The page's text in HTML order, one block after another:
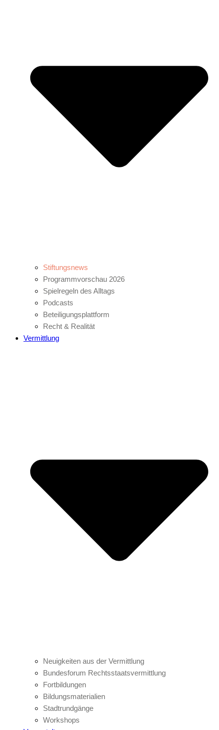
Stiftungsnews
Programmvorschau 2026
Spielregeln des Alltags
Podcasts
Beteiligungsplattform
Recht & Realität
Vermittlung
Neuigkeiten aus der Vermittlung
Bundesforum Rechtsstaatsvermittlung
Fortbildungen
Bildungsmaterialien
Stadtrundgänge
Workshops